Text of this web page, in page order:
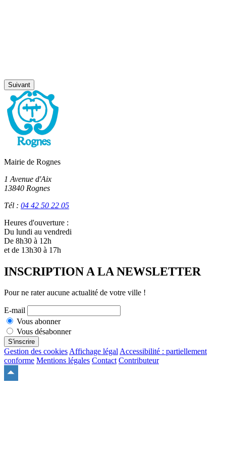
Suivant
Mairie de Rognes
1 Avenue d'Aix
13840 Rognes
Tél : 04 42 50 22 05
Heures d'ouverture :
Du lundi au vendredi
De 8h30 à 12h
et de 13h30 à 17h
INSCRIPTION A LA NEWSLETTER
Pour ne rater aucune actualité de votre ville !
E-mail
Vous abonner
Vous désabonner
S'inscrire
Gestion des cookiesAffichage légalAccessibilité : partiellement
conforme Mentions légales Contact Contributeur